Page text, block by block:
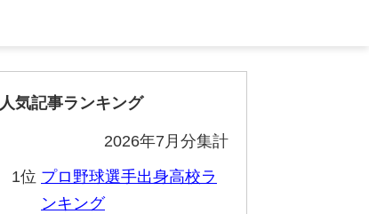
人気記事ランキング
2026年7月分集計
1位 プロ野球選手出身高校ラ
ンキング